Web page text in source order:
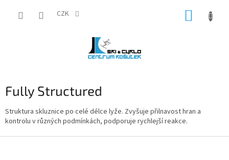
CZK
Fully Structured
Struktura skluznice po celé délce lyže. Zvyšuje přilnavost hran a
kontrolu v různých podmínkách, podporuje rychlejší reakce.